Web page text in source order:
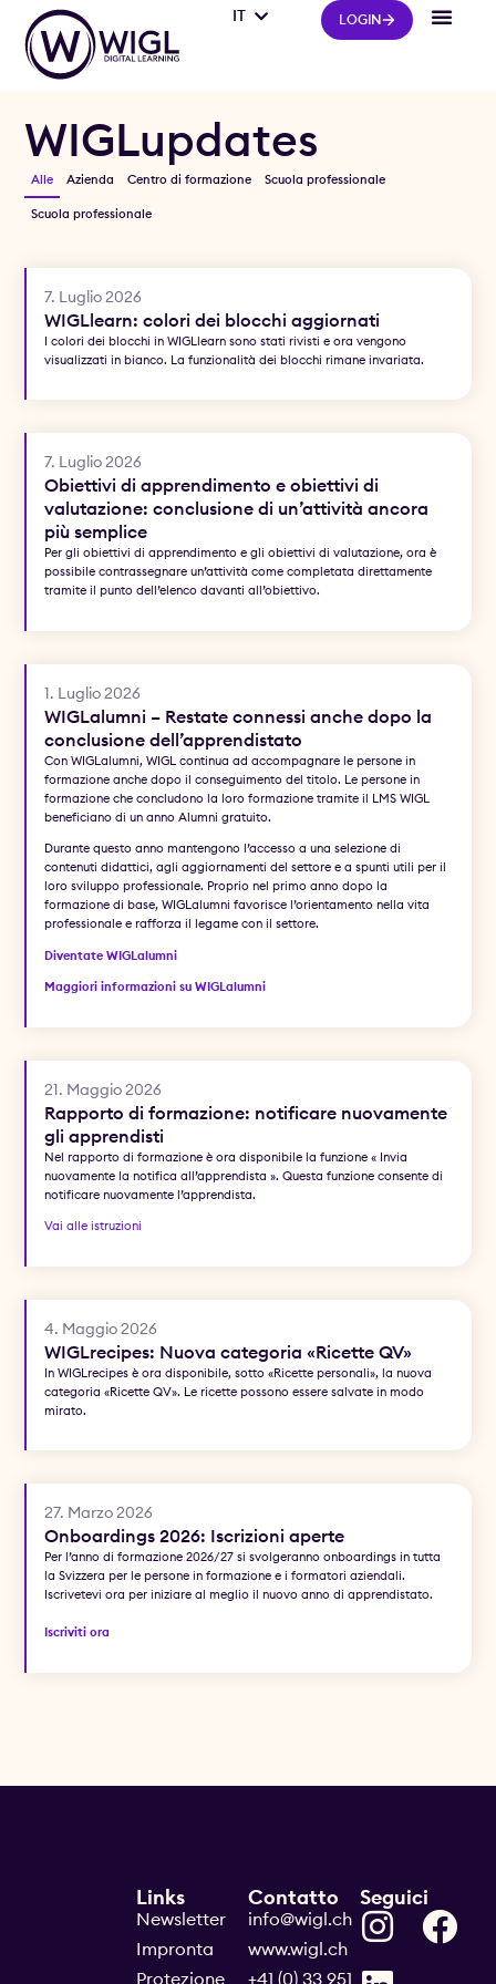
LOGIN
IT
FR
WIGLupdates
Azienda Centro di formazione Scuola professionale
Scuola professionale
Alle
7. Luglio 2026
WIGLlearn: colori dei blocchi aggiornati
I colori dei blocchi in WIGLlearn sono stati rivisti e ora vengono
visualizzati in bianco. La funzionalità dei blocchi rimane invariata.
7. Luglio 2026
Obiettivi di apprendimento e obiettivi di
valutazione: conclusione di un’attività ancora
più semplice
Per gli obiettivi di apprendimento e gli obiettivi di valutazione, ora è
possibile contrassegnare un’attività come completata direttamente
tramite il punto dell’elenco davanti all’obiettivo.
1. Luglio 2026
WIGLalumni – Restate connessi anche dopo la
conclusione dell’apprendistato
Con WIGLalumni, WIGL continua ad accompagnare le persone in
formazione anche dopo il conseguimento del titolo. Le persone in
formazione che concludono la loro formazione tramite il LMS WIGL
beneficiano di un anno Alumni gratuito.
Durante questo anno mantengono l’accesso a una selezione di
contenuti didattici, agli aggiornamenti del settore e a spunti utili per il
loro sviluppo professionale. Proprio nel primo anno dopo la
formazione di base, WIGLalumni favorisce l’orientamento nella vita
professionale e rafforza il legame con il settore.
Diventate WIGLalumni
Maggiori informazioni su WIGLalumni
21. Maggio 2026
Rapporto di formazione: notificare nuovamente
gli apprendisti
Nel rapporto di formazione è ora disponibile la funzione « Invia
nuovamente la notifica all’apprendista ». Questa funzione consente di
notificare nuovamente l’apprendista.
Vai alle istruzioni
4. Maggio 2026
WIGLrecipes: Nuova categoria «Ricette QV»
In WIGLrecipes è ora disponibile, sotto «Ricette personali», la nuova
categoria «Ricette QV». Le ricette possono essere salvate in modo
mirato.
27. Marzo 2026
Onboardings 2026: Iscrizioni aperte
Per l’anno di formazione 2026/27 si svolgeranno onboardings in tutta
la Svizzera per le persone in formazione e i formatori aziendali.
Iscrivetevi ora per iniziare al meglio il nuovo anno di apprendistato.
Iscriviti ora
Contatto
info@wigl.ch
www.wigl.ch
+41 (0) 33 951
Links
Newsletter
Impronta
Protezione
Seguici